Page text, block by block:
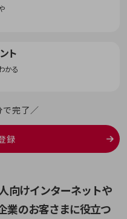
ト
かる
で完了／
録
向けインターネットや
業のお客さまに役立つ